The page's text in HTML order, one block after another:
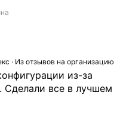
· Из отзывов на организацию
из-за
Сделали все в лучшем